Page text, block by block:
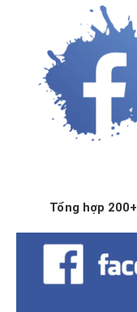
Tổng hợp